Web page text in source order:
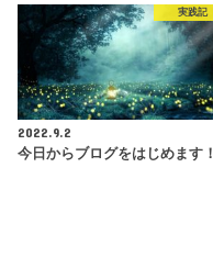
実践記
2022.9.2
今日からブログをはじめます！